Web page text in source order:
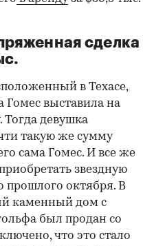
сделка
в Техасе,
Гомес выставила на
Тогда девушка
такую же сумму
сама Гомес. И все же
звездную
прошлого октября. В
каменный дом с
был продан со
что это стало